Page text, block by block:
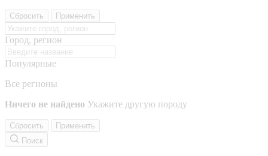
Сбросить Применить
Город, регион
Популярные
Все регионы
Ничего не найдено Укажите другую породу
Сбросить
Применить
Поиск